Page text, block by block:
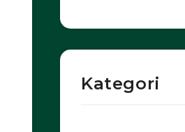
Kategori